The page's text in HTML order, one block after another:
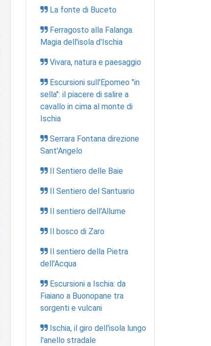
La fonte di Buceto
Ferragosto alla Falanga.
Magia dell'isola d'Ischia
Vivara, natura e paesaggio
Escursioni sull'Epomeo "in
sella": il piacere di salire a
cavallo in cima al monte di
Ischia
Serrara Fontana direzione
Sant'Angelo
Il Sentiero delle Baie
Il Sentiero del Santuario
Il sentiero dell'Allume
Il bosco di Zaro
Il sentiero della Pietra
dell'Acqua
Escursioni a Ischia: da
Fiaiano a Buonopane tra
sorgenti e vulcani
Ischia, il giro dell'isola lungo
l'anello stradale